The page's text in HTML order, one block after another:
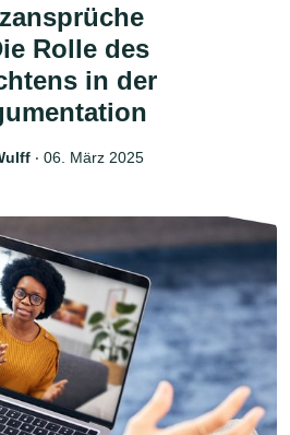
Rolle des
in der
‧ 06. März 2025